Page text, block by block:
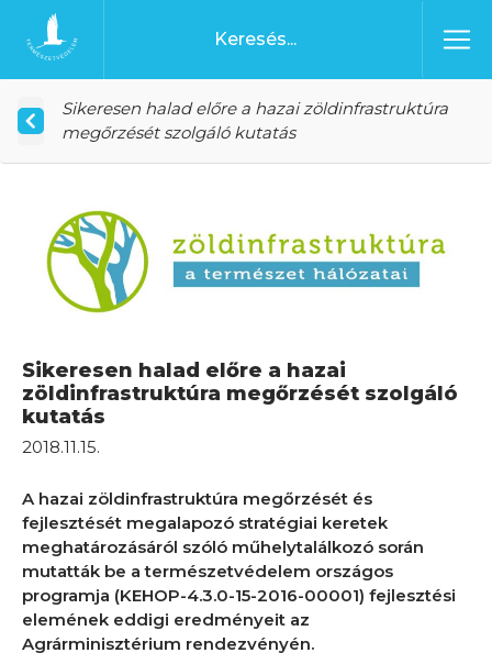
Ugrás a tartalomhoz
Főoldal
Sikeresen halad előre a hazai zöldinfrastruktúra
megőrzését szolgáló kutatás
Sikeresen halad előre a hazai
zöldinfrastruktúra megőrzését szolgáló
kutatás
2018.11.15.
A hazai zöldinfrastruktúra megőrzését és
fejlesztését megalapozó stratégiai keretek
meghatározásáról szóló műhelytalálkozó során
mutatták be a természetvédelem országos
programja (KEHOP-4.3.0-15-2016-00001) fejlesztési
elemének eddigi eredményeit az
Agrárminisztérium rendezvényén.